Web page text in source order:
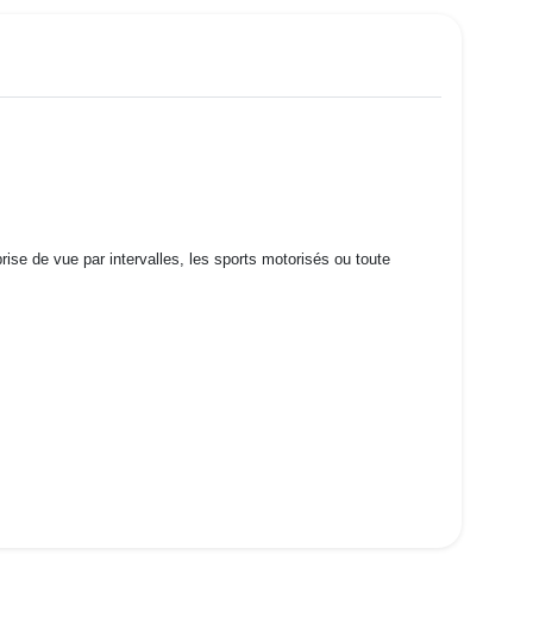
de vue par intervalles, les sports motorisés ou toute